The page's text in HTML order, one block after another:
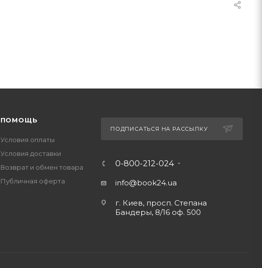
ПОМОЩЬ
Условия оплаты
Условия доставки
Возврат и обмен товара
Публичная оферта
ПОДПИСАТЬСЯ НА РАССЫЛКУ
0-800-212-024
info@book24.ua
г. Киев, просп. Степана
Бандеры, 8/16 оф. 500